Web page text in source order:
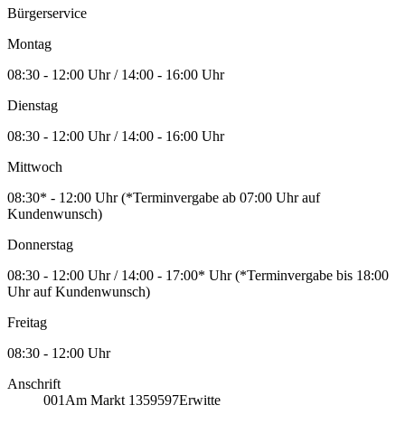
Bürgerservice
Montag
08:30 - 12:00 Uhr / 14:00 - 16:00 Uhr
Dienstag
08:30 - 12:00 Uhr / 14:00 - 16:00 Uhr
Mittwoch
08:30* - 12:00 Uhr (*Terminvergabe ab 07:00 Uhr auf
Kundenwunsch)
Donnerstag
08:30 - 12:00 Uhr / 14:00 - 17:00* Uhr (*Terminvergabe bis 18:00
Uhr auf Kundenwunsch)
Freitag
08:30 - 12:00 Uhr
Anschrift
001 Am Markt 1359597Erwitte